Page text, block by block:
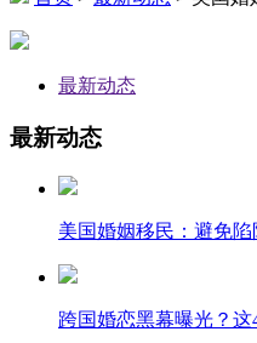
最新动态
最新动态
美国婚姻移民：避免
跨国婚恋黑幕曝光？